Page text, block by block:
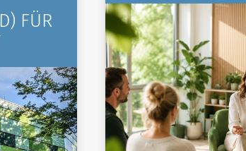
FÜR